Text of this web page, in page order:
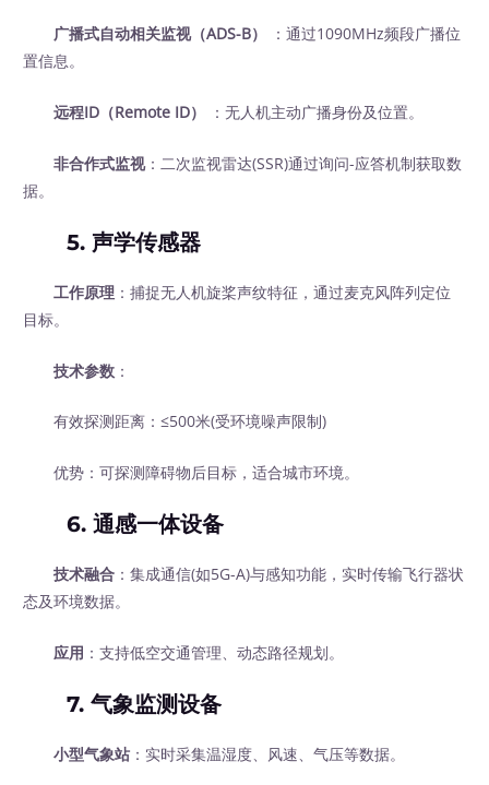
广播式自动相关监视（ADS-B）
：通过1090MHz频段广播位
置信息。
远程ID（Remote ID） ：无人机主动广播身份及位置。
非合作式监视：二次监视雷达(SSR)通过询问-应答机制获取数
据。
5. 声学传感器
工作原理 ：捕捉无人机旋桨声纹特征，通过麦克风阵列定位
目标。
技术参数 ：
有效探测距离：≤500米(受环境噪声限制)
优势：可探测障碍物后目标，适合城市环境。
6. 通感一体设备
技术融合 ：集成通信(如5G-A)与感知功能，实时传输飞行器状
态及环境数据。
应用 ：支持低空交通管理、动态路径规划。
7. 气象监测设备
小型气象站 ：实时采集温湿度、风速、气压等数据。